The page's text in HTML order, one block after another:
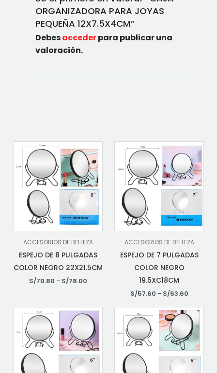
ORGANIZADORA PARA JOYAS
PEQUEÑA 12X7.5X4CM”
Debesaccederpara publicar una
valoración.
ACCESORIOS DE BELLEZA
ESPEJO DE 8 PULGADAS
COLOR NEGRO 22X21.5CM
S/70.80 - S/78.00
ACCESORIOS DE BELLEZA
ESPEJO DE 7 PULGADAS
COLOR NEGRO
19.5XC18CM
S/57.60 - S/63.60